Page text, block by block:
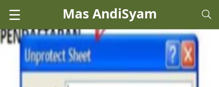
☰ Mas AndiSyam